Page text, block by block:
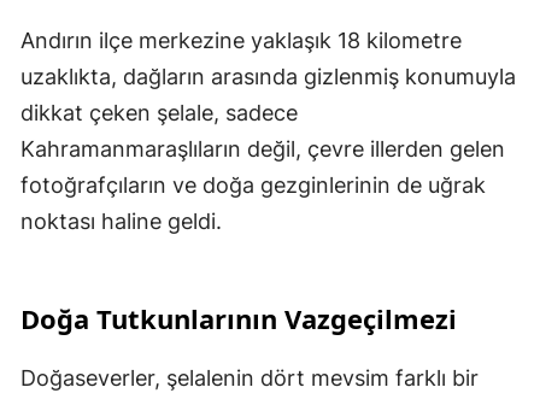
Andırın ilçe merkezine yaklaşık 18 kilometre
uzaklıkta, dağların arasında gizlenmiş konumuyla
dikkat çeken şelale, sadece
Kahramanmaraşlıların değil, çevre illerden gelen
fotoğrafçıların ve doğa gezginlerinin de uğrak
noktası haline geldi.
Doğa Tutkunlarının Vazgeçilmezi
Doğaseverler, şelalenin dört mevsim farklı bir